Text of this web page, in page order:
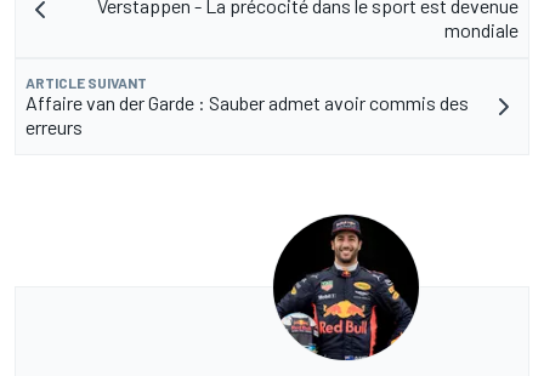
Verstappen - La précocité dans le sport est devenue
mondiale
ARTICLE SUIVANT
Affaire van der Garde : Sauber admet avoir commis des
erreurs